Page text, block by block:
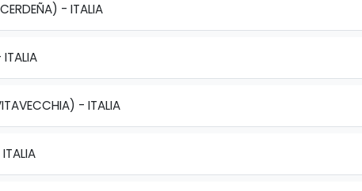
- ITALIA
- ITALIA